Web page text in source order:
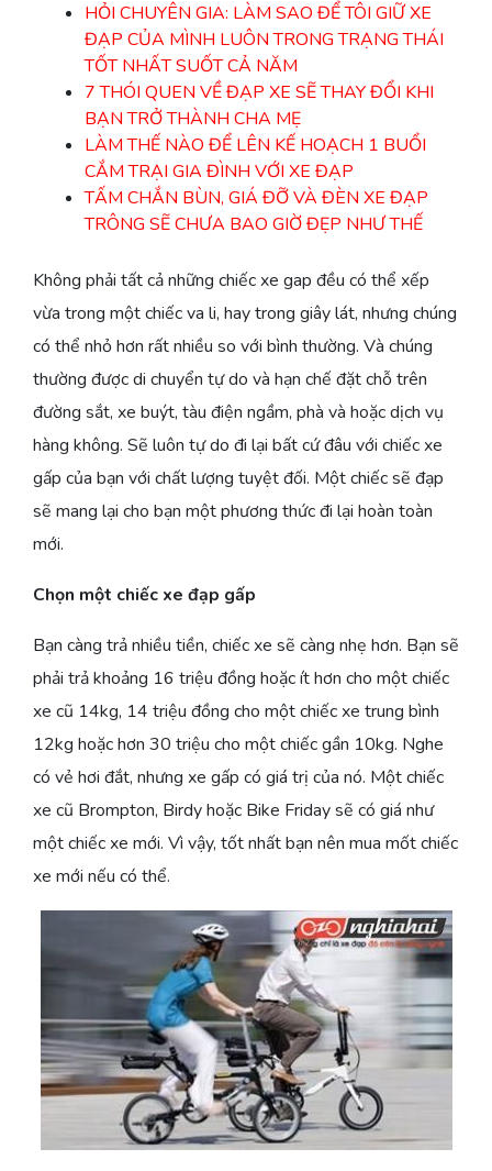
HỎI CHUYÊN GIA: LÀM SAO ĐỂ TÔI GIỮ XE
ĐẠP CỦA MÌNH LUÔN TRONG TRẠNG THÁI
TỐT NHẤT SUỐT CẢ NĂM
7 THÓI QUEN VỀ ĐẠP XE SẼ THAY ĐỔI KHI
BẠN TRỞ THÀNH CHA MẸ
LÀM THẾ NÀO ĐỂ LÊN KẾ HOẠCH 1 BUỔI
CẮM TRẠI GIA ĐÌNH VỚI XE ĐẠP
TẤM CHẮN BÙN, GIÁ ĐỠ VÀ ĐÈN XE ĐẠP
TRÔNG SẼ CHƯA BAO GIỜ ĐẸP NHƯ THẾ
Không phải tất cả những chiếc xe gap đều có thể xếp
vừa trong một chiếc va li, hay trong giây lát, nhưng chúng
có thể nhỏ hơn rất nhiều so với bình thường. Và chúng
thường được di chuyển tự do và hạn chế đặt chỗ trên
đường sắt, xe buýt, tàu điện ngầm, phà và hoặc dịch vụ
hàng không. Sẽ luôn tự do đi lại bất cứ đâu với chiếc xe
gấp của bạn với chất lượng tuyệt đối. Một chiếc sẽ đạp
sẽ mang lại cho bạn một phương thức đi lại hoàn toàn
mới.
Chọn một chiếc xe đạp gấp
Bạn càng trả nhiều tiền, chiếc xe sẽ càng nhẹ hơn. Bạn sẽ
phải trả khoảng 16 triệu đồng hoặc ít hơn cho một chiếc
xe cũ 14kg, 14 triệu đồng cho một chiếc xe trung bình
12kg hoặc hơn 30 triệu cho một chiếc gần 10kg. Nghe
có vẻ hơi đắt, nhưng xe gấp có giá trị của nó. Một chiếc
xe cũ Brompton, Birdy hoặc Bike Friday sẽ có giá như
một chiếc xe mới. Vì vậy, tốt nhất bạn nên mua mốt chiếc
xe mới nếu có thể.